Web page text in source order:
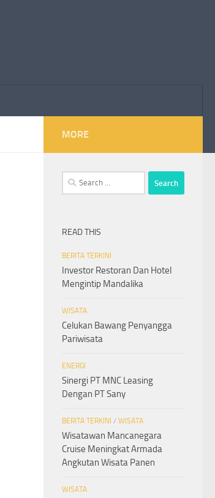
MORE
Search
for:
READ THIS
BERITA TERKINI
Investor Restoran Dan Hotel
Mengintip Mandalika
WISATA
Celukan Bawang Penyangga
Pariwisata
ENERGI
Sinergi PT MNC Leasing
Dengan PT Sany
BERITA TERKINI / WISATA
Wisatawan Mancanegara
Cruise Meningkat Armada
Angkutan Wisata Panen
WISATA